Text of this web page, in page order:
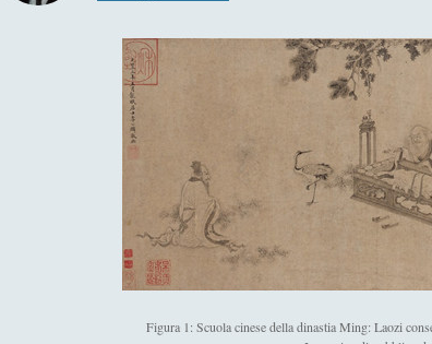
Figura 1: Scuola cinese della dinastia Ming: Laozi